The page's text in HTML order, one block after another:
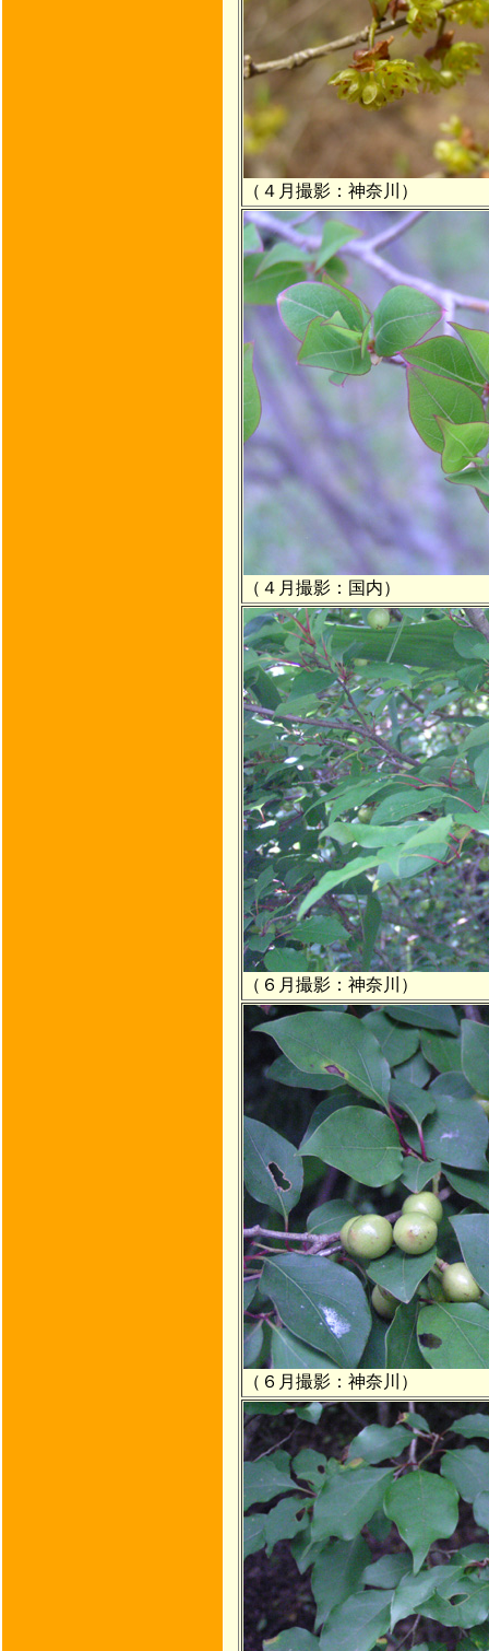
（４月撮影：神奈川）
（４月撮影：国内）
（６月撮影：神奈川）
（６月撮影：神奈川）